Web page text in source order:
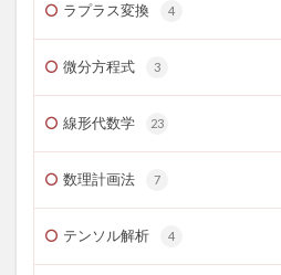
ラプラス変換 4
微分方程式 3
線形代数学 23
数理計画法 7
テンソル解析 4